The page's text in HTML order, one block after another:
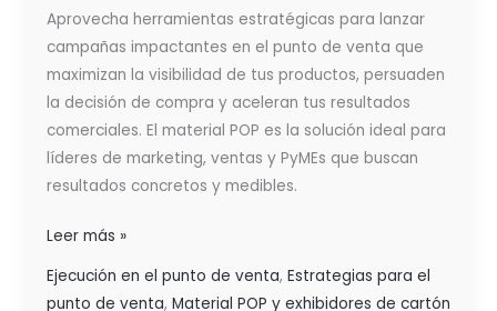
Aprovecha herramientas estratégicas para lanzar
campañas impactantes en el punto de venta que
maximizan la visibilidad de tus productos, persuaden
la decisión de compra y aceleran tus resultados
comerciales. El material POP es la solución ideal para
líderes de marketing, ventas y PyMEs que buscan
resultados concretos y medibles.
Leer más »
Ejecución en el punto de venta, Estrategias para el
punto de venta, Material POP y exhibidores de cartón